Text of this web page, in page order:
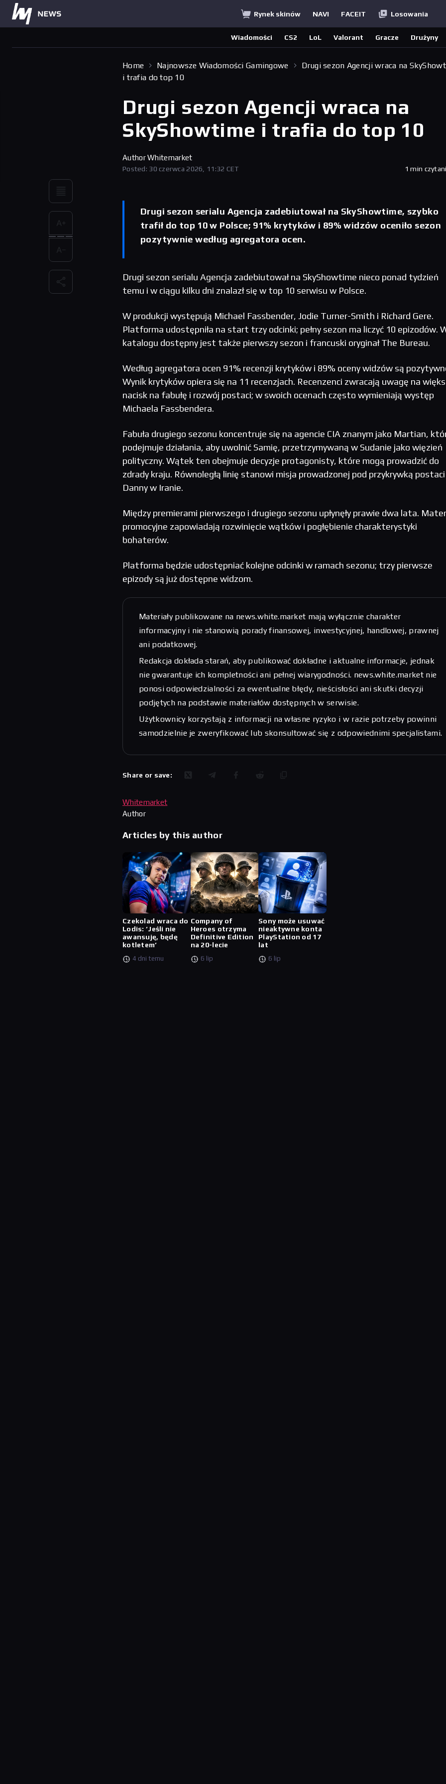
Rynek skinów NAVI FACEIT Losowania
Wiadomości CS2 LoL Valorant Gracze Drużyny
Home Najnowsze Wiadomości Gamingowe
Drugi sezon Agencji wraca na
i trafia do top 10
Drugi sezon Agencji wraca na
SkyShowtime i trafia do top 10
AuthorWhitemarket
Posted: 30 czerwca 2026, 11:32 CET 1 min
Drugi sezon serialu Agencja zadebiutował na SkyShowtime, szybko
trafił do top 10 w Polsce; 91% krytyków i 89% widzów oceniło sezon
pozytywnie według agregatora ocen.
Drugi sezon serialu Agencja zadebiutował na SkyShowtime nieco ponad tydzień
temu i w ciągu kilku dni znalazł się w top 10 serwisu w Polsce.
W produkcji występują Michael Fassbender, Jodie Turner-Smith i Richard Gere.
Platforma udostępniła na start trzy odcinki; pełny sezon ma liczyć 10 epizodów.
katalogu dostępny jest także pierwszy sezon i francuski oryginał The Bureau.
Według agregatora ocen 91% recenzji krytyków i 89% oceny widzów są
Wynik krytyków opiera się na 11 recenzjach. Recenzenci zwracają uwagę na
nacisk na fabułę i rozwój postaci; w swoich ocenach często wymieniają występ
Michaela Fassbendera.
Fabuła drugiego sezonu koncentruje się na agencie CIA znanym jako Martian,
podejmuje działania, aby uwolnić Samię, przetrzymywaną w Sudanie jako więzień
polityczny. Wątek ten obejmuje decyzje protagonisty, które mogą prowadzić do
zdrady kraju. Równoległą linię stanowi misja prowadzonej pod przykrywką postaci
Danny w Iranie.
Między premierami pierwszego i drugiego sezonu upłynęły prawie dwa lata.
promocyjne zapowiadają rozwinięcie wątków i pogłębienie charakterystyki
bohaterów.
Platforma będzie udostępniać kolejne odcinki w ramach sezonu; trzy pierwsze
epizody są już dostępne widzom.
Materiały publikowane na news.white.market mają wyłącznie charakter
informacyjny i nie stanowią porady finansowej, inwestycyjnej, handlowej, prawnej
ani podatkowej.
Redakcja dokłada starań, aby publikować dokładne i aktualne informacje, jednak
nie gwarantuje ich kompletności ani pełnej wiarygodności. news.white.market nie
ponosi odpowiedzialności za ewentualne błędy, nieścisłości ani skutki decyzji
podjętych na podstawie materiałów dostępnych w serwisie.
Użytkownicy korzystają z informacji na własne ryzyko i w razie potrzeby powinni
samodzielnie je zweryfikować lub skonsultować się z odpowiednimi specjalistami.
Share or save:
Whitemarket
Author
Articles by this author
Czekolad wraca do
Lodis: ‘Jeśli nie
awansuję, będę
kotletem’
4 dni temu
Company of
Heroes otrzyma
Definitive Edition
na 20-lecie
6 lip
Sony może usuwać
nieaktywne konta
PlayStation od 17
lat
6 lip